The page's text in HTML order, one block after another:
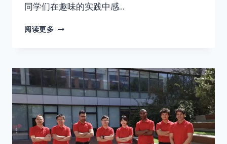
同学们在趣味的实践中感…
阅读更多